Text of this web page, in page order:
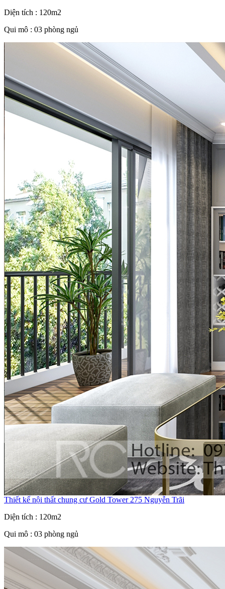
Diện tích : 120m2
Qui mô : 03 phòng ngủ
Thiết kế nội thất chung cư Gold Tower 275 Nguyễn Trãi
Diện tích : 120m2
Qui mô : 03 phòng ngủ